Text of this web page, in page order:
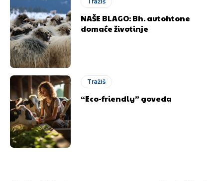
NAŠE BLAGO: Bh. autohtone
domaće životinje
Tražiš
“Eco-friendly” goveda